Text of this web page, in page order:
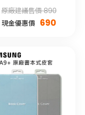
原廠建議售價 890
現金優惠價 690